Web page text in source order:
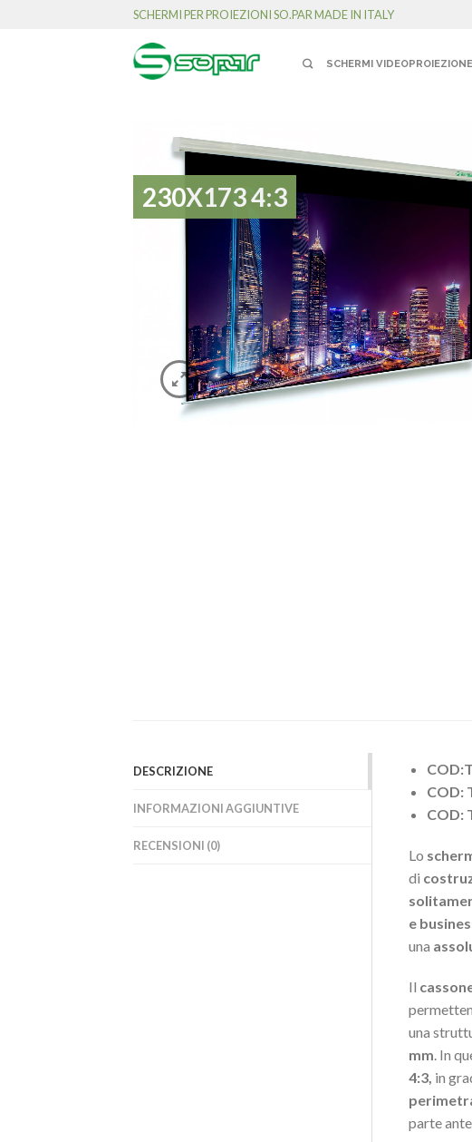
SCHERMI PER PROIEZIONI SO.PAR MADE IN ITALY
SCHERMI VIDEOPROIEZIONE
230X173 4:3
DESCRIZIONE
INFORMAZIONI AGGIUNTIVE
RECENSIONI (0)
COD:
COD:
Lo
di
e
una
Il
una
mm. In
4:3, in
parte